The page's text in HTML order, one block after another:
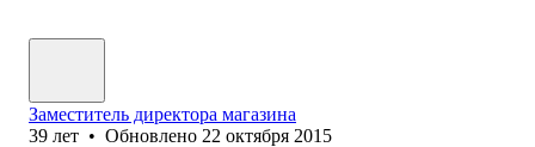
Заместитель директора магазина
39 лет • Обновлено 22 октября 2015